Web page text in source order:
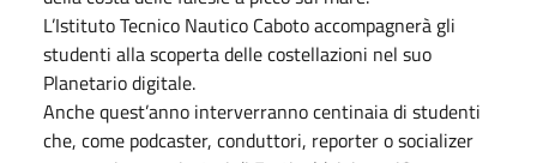
L’Istituto Tecnico Nautico Caboto accompagnerà gli
studenti alla scoperta delle costellazioni nel suo
Planetario digitale.
Anche quest’anno interverranno centinaia di studenti
che, come podcaster, conduttori, reporter o socializer